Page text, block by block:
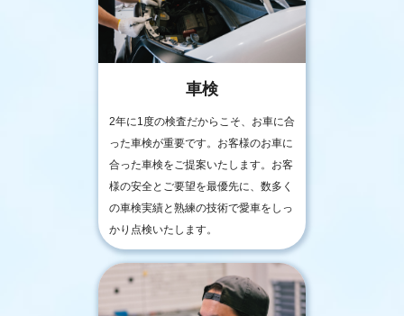
車検
2年に1度の検査だからこそ、お車に合
った車検が重要です。お客様のお車に
合った車検をご提案いたします。お客
様の安全とご要望を最優先に、数多く
の車検実績と熟練の技術で愛車をしっ
かり点検いたします。